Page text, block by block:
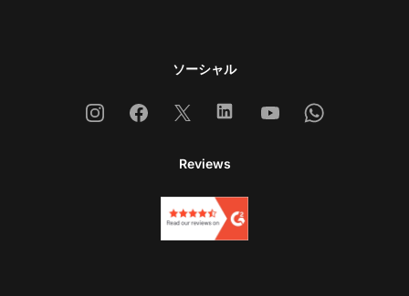
ソーシャル
InstagramFacebook
X LinkedinYoutubeWhatsapp
Reviews